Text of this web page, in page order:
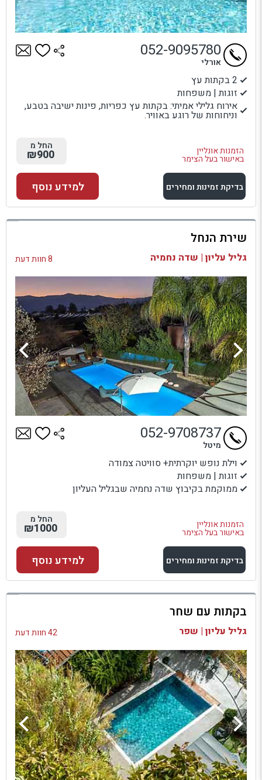
2 בקתות עץ
זוגות | משפחות
אירוח גלילי אמיתי: בקתות עץ כפריות, פינות ישיבה בטבע,
וניחוחות של רוגע באוויר.
הזמנות אונליין
באישור בעל הצימר
052-9095780
אורלי
החל מ
₪900
בדיקת זמינות ומחירים
למתחם זה
בדיקת זמינות ומחירים
למידע נוסף
שירת הנחל
גליל עליון | שדה נחמיה 8 חוות דעת
וילת נופש יוקרתית+ סוויטה צמודה
זוגות | משפחות
ממוקמת בקיבוץ שדה נחמיה שבגליל העליון
הזמנות אונליין
באישור בעל הצימר
052-9708737
מיטל
החל מ
₪1000
בדיקת זמינות ומחירים
למתחם זה
בדיקת זמינות ומחירים
למידע נוסף
בקתות עם שחר
גליל עליון | שפר 42 חוות דעת